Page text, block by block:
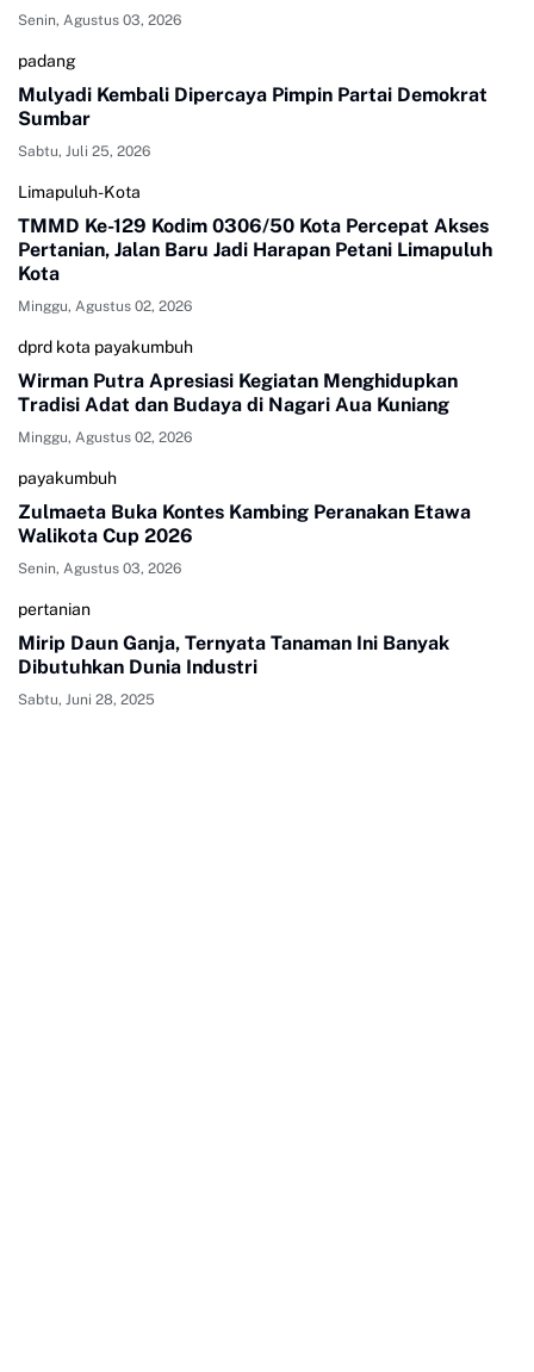
Senin, Agustus 03, 2026
padang
Mulyadi Kembali Dipercaya Pimpin Partai Demokrat
Sumbar
Sabtu, Juli 25, 2026
Limapuluh-Kota
TMMD Ke-129 Kodim 0306/50 Kota Percepat Akses
Pertanian, Jalan Baru Jadi Harapan Petani Limapuluh
Kota
Minggu, Agustus 02, 2026
dprd kota payakumbuh
Wirman Putra Apresiasi Kegiatan Menghidupkan
Tradisi Adat dan Budaya di Nagari Aua Kuniang
Minggu, Agustus 02, 2026
payakumbuh
Zulmaeta Buka Kontes Kambing Peranakan Etawa
Walikota Cup 2026
Senin, Agustus 03, 2026
pertanian
Mirip Daun Ganja, Ternyata Tanaman Ini Banyak
Dibutuhkan Dunia Industri
Sabtu, Juni 28, 2025